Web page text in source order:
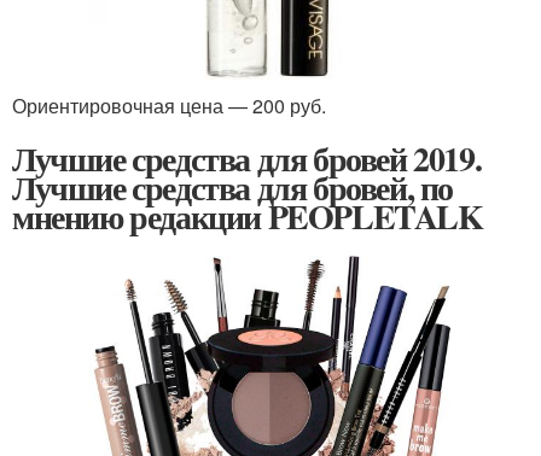
Ориентировочная цена — 200 руб.
Лучшие средства для бровей 2019.
Лучшие средства для бровей, по
мнению редакции PEOPLETALK